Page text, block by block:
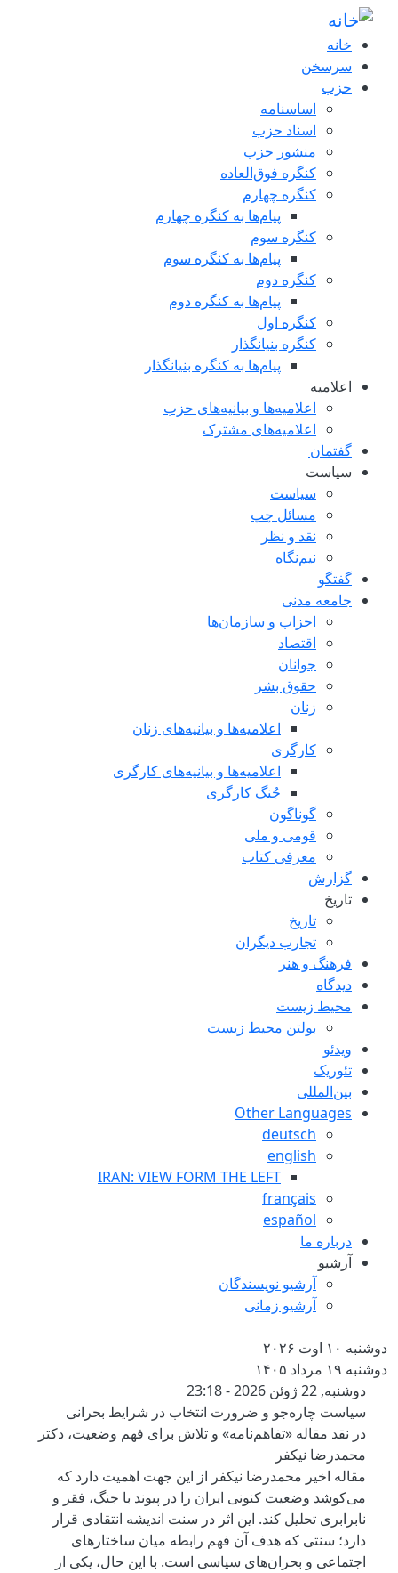
به محتوای اصلی
خانه
سرسخن
حزب
اساسنامه
اسناد حزب
منشور حزب
کنگره فوق‌العاده
کنگره چهارم
پیام‌ها به کنگره چهارم
کنگره سوم
پیام‌ها به کنگره سوم
کنگره دوم
پیام‌ها به کنگره دوم
کنگره اول
کنگره بنیانگذار
پیام‌ها به کنگره بنیانگذار
اعلاميه
اعلامیه‌ها و بیانیه‌های حزب
اعلامیه‌های مشترک
گفتمان
سياست
سياست
مسائل چپ
نقد و نظر
نیم‌نگاه
گفتگو
جامعه مدنی
احزاب و سازمان‌ها
اقتصاد
جوانان
حقوق بشر
زنان
اعلامیه‌ها و بیانیه‌های زنان
کارگری
اعلامیه‌ها و بیانیه‌های کارگری
جُنگ کارگری
گوناگون
قومی و ملی
معرفی کتاب
گزارش
تاریخ
تاریخ
تجارب ديگران
فرهنگ و هنر
دیدگاه
محیط زیست
بولتن محیط زیست
ویدئو
تئوریک
بین‌المللی
Other Languages
deutsch
english
IRAN: VIEW FORM THE LEFT
français
español
درباره ما
آرشیو
آرشیو نویسندگان
آرشیو زمانی
دوشنبه ۱۰ اوت ۲۰۲۶
دوشنبه ۱۹ مرداد ۱۴۰۵
سیاست چاره‌جو و ضرورت انتخاب
دوشنبه, 22 ژوئن 2026 - 23:18
سیاست چاره‌جو و ضرورت انتخاب در شرایط بحرانی
در نقد مقاله «تفاهم‌نامه» و تلاش برای فهم وضعیت، دکتر
محمدرضا نیکفر
مقاله اخیر محمدرضا نیکفر از این جهت اهمیت دارد که
می‌کوشد وضعیت کنونی ایران را در پیوند با جنگ، فقر و
نابرابری تحلیل کند. این اثر در سنت اندیشه انتقادی قرار
دارد؛ سنتی که هدف آن فهم رابطه میان ساختارهای
اجتماعی و بحران‌های سیاسی است. با این حال، یکی از